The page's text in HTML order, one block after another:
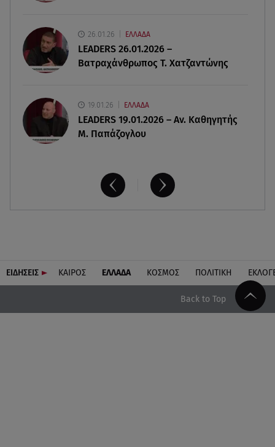
ΕΦΕΤ: Ανακαλείται πασίγνωστη μαρμελάδα
φράουλα
26.01.26 ΕΛΛΑΔΑ
LEADERS 26.01.2026 –
Βατραχάνθρωπος Τ. Χατζαντώνης
19.01.26 ΕΛΛΑΔΑ
LEADERS 19.01.2026 – Αν. Καθηγητής
Μ. Παπάζογλου
ΕΙΔΗΣΕΙΣ ΚΑΙΡΟΣ ΕΛΛΑΔΑ ΚΟΣΜΟΣ ΠΟΛΙΤΙΚΗ
Back to Top